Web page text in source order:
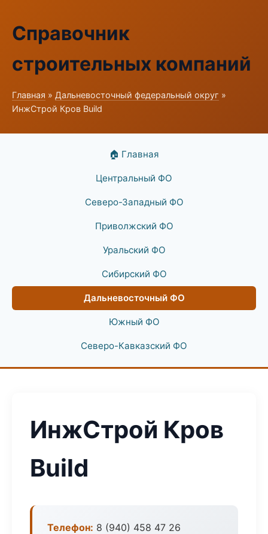
Справочник
строительных компаний
Главная » Дальневосточный федеральный округ »
ИнжСтрой Кров Build
🏠 Главная
Центральный ФО
Северо-Западный ФО
Приволжский ФО
Уральский ФО
Сибирский ФО
Дальневосточный ФО
Южный ФО
Северо-Кавказский ФО
ИнжСтрой Кров
Build
Телефон: 8 (940) 458 47 26